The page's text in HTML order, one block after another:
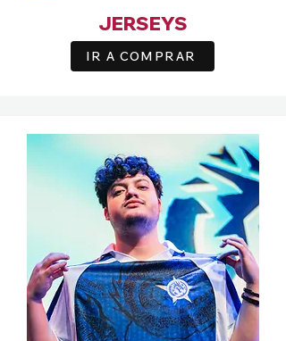
JERSEYS
IR A COMPRAR